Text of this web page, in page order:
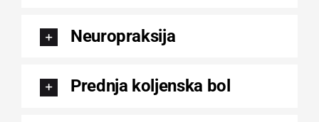
Neuropraksija
Prednja koljenska bol